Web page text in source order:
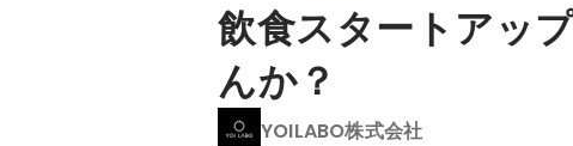
飲食スタートアッ
んか？
YOILABO株式会社